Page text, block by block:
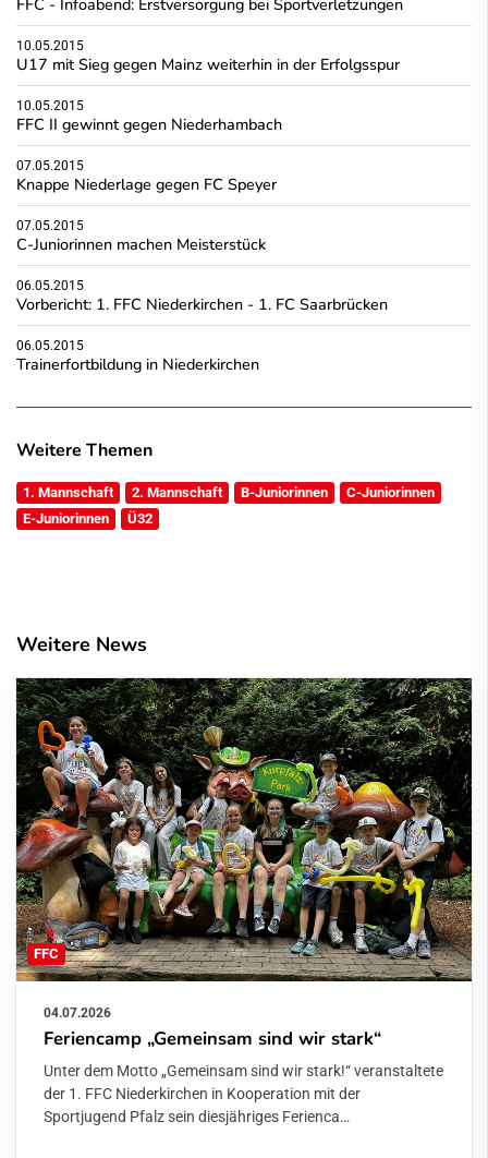
10.05.2015
U17 mit Sieg gegen Mainz weiterhin in der Erfolgsspur
10.05.2015
FFC II gewinnt gegen Niederhambach
07.05.2015
Knappe Niederlage gegen FC Speyer
07.05.2015
C-Juniorinnen machen Meisterstück
06.05.2015
Vorbericht: 1. FFC Niederkirchen - 1. FC Saarbrücken
06.05.2015
Trainerfortbildung in Niederkirchen
Weitere Themen
1. Mannschaft 2. Mannschaft B-Juniorinnen
C-Juniorinnen
E-Juniorinnen
Ü32
Weitere News
FFC
04.07.2026
Feriencamp „Gemeinsam sind wir stark“
Unter dem Motto „Gemeinsam sind wir stark!“ veranstaltete
der 1. FFC Niederkirchen in Kooperation mit der
Sportjugend Pfalz sein diesjähriges Ferienca…